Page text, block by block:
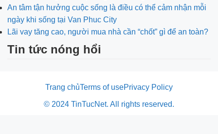
An tâm tận hưởng cuộc sống là điều có thể cảm nhận mỗi
ngày khi sống tại Van Phuc City
Lãi vay tăng cao, người mua nhà cần “chốt” gì để an toàn?
Tin tức nóng hổi
Trang chủTerms of usePrivacy Policy
© 2024 TinTucNet. All rights reserved.